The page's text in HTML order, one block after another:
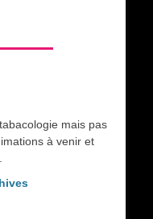
mais pas
à venir et